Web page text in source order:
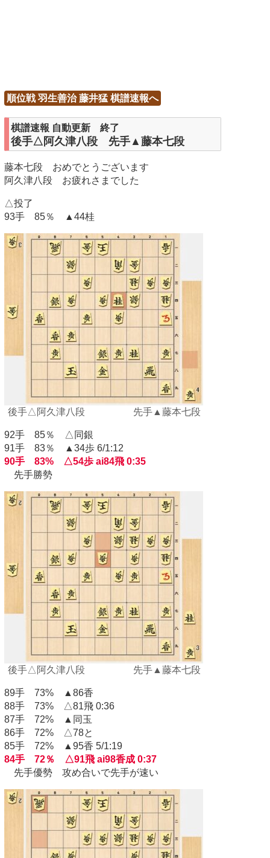
順位戦 羽生善治 藤井猛 棋譜速報へ
棋譜速報 自動更新 終了
後手△阿久津八段 先手▲藤本七段
藤本七段 おめでとうございます
阿久津八段 お疲れさまでした
△投了
93手 85％ ▲44桂
後手△阿久津八段 先手▲藤本七段
92手 85％ △同銀
91手 83％ ▲34歩 6/1:12
90手 83% △54歩 ai84飛 0:35
先手勝勢
後手△阿久津八段 先手▲藤本七段
89手 73% ▲86香
88手 73% △81飛 0:36
87手 72% ▲同玉
86手 72% △78と
85手 72% ▲95香 5/1:19
84手 72％ △91飛 ai98香成 0:37
先手優勢 攻め合いで先手が速い